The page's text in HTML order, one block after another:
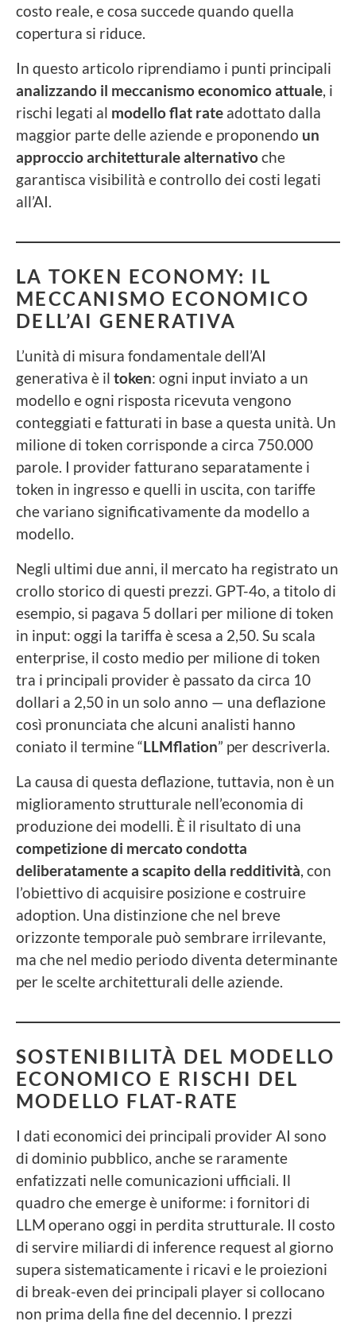
costo reale, e cosa succede quando quella
copertura si riduce.
In questo articolo riprendiamo i punti principali
analizzando il meccanismo economico attuale, i
rischi legati al modello flat rate adottato dalla
maggior parte delle aziende e proponendo un
approccio architetturale alternativoche
garantisca visibilità e controllo dei costi legati
all’AI.
LA TOKEN ECONOMY: IL
MECCANISMO ECONOMICO
DELL’AI GENERATIVA
L’unità di misura fondamentale dell’AI
generativa è il token: ogni input inviato a un
modello e ogni risposta ricevuta vengono
conteggiati e fatturati in base a questa unità. Un
milione di token corrisponde a circa 750.000
parole. I provider fatturano separatamente i
token in ingresso e quelli in uscita, con tariffe
che variano significativamente da modello a
modello.
Negli ultimi due anni, il mercato ha registrato un
crollo storico di questi prezzi. GPT-4o, a titolo di
esempio, si pagava 5 dollari per milione di token
in input: oggi la tariffa è scesa a 2,50. Su scala
enterprise, il costo medio per milione di token
tra i principali provider è passato da circa 10
dollari a 2,50 in un solo anno — una deflazione
così pronunciata che alcuni analisti hanno
coniato il termine “LLMflation” per descriverla.
La causa di questa deflazione, tuttavia, non è un
miglioramento strutturale nell’economia di
produzione dei modelli. È il risultato di una
competizione di mercato condotta
deliberatamente a scapito della redditività, con
l’obiettivo di acquisire posizione e costruire
adoption. Una distinzione che nel breve
orizzonte temporale può sembrare irrilevante,
ma che nel medio periodo diventa determinante
per le scelte architetturali delle aziende.
SOSTENIBILITÀ DEL MODELLO
ECONOMICO E RISCHI DEL
MODELLO FLAT-RATE
I dati economici dei principali provider AI sono
di dominio pubblico, anche se raramente
enfatizzati nelle comunicazioni ufficiali. Il
quadro che emerge è uniforme: i fornitori di
LLM operano oggi in perdita strutturale. Il costo
di servire miliardi di inference request al giorno
supera sistematicamente i ricavi e le proiezioni
di break-even dei principali player si collocano
non prima della fine del decennio. I prezzi